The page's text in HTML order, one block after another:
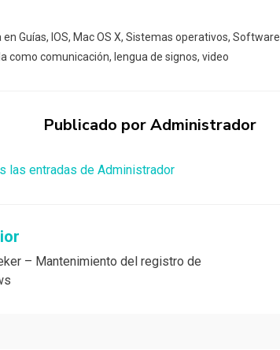
en Guías, IOS, Mac OS X, Sistemas operativos, Software
como comunicación, lengua de signos, video
Publicado porAdministrador
las entradas de Administrador
– Mantenimiento del registro de